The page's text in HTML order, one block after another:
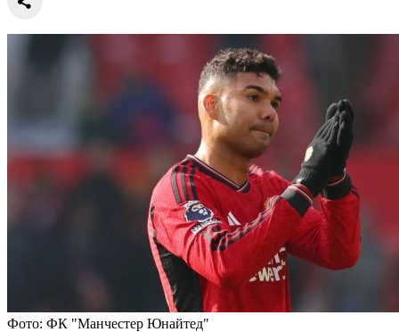
Фото: ФК "Манчестер Юнайтед"